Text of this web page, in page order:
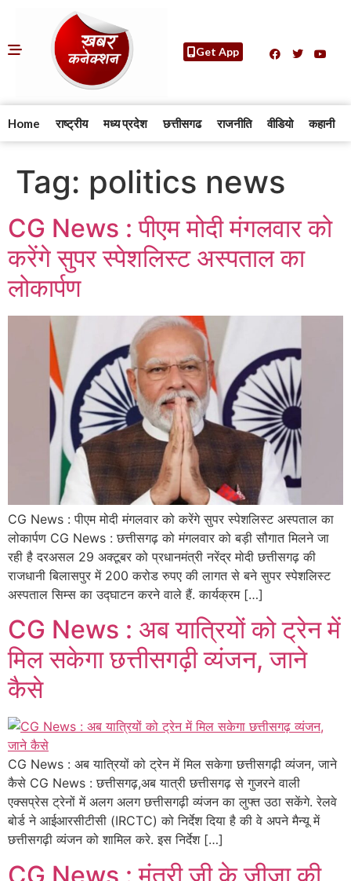
Get App
Home राष्ट्रीय मध्य प्रदेश छत्तीसगढ राजनीति वीडियो कहानी
Tag: politics news
CG News : पीएम मोदी मंगलवार को
करेंगे सुपर स्पेशलिस्ट अस्पताल का
लोकार्पण
CG News : पीएम मोदी मंगलवार को करेंगे सुपर स्पेशलिस्ट अस्पताल का
लोकार्पण CG News : छत्तीसगढ़ को मंगलवार को बड़ी सौगात मिलने जा
रही है दरअसल 29 अक्टूबर को प्रधानमंत्री नरेंद्र मोदी छत्तीसगढ़ की
राजधानी बिलासपुर में 200 करोड रुपए की लागत से बने सुपर स्पेशलिस्ट
अस्पताल सिम्स का उद्घाटन करने वाले हैं. कार्यक्रम […]
CG News : अब यात्रियों को ट्रेन में
मिल सकेगा छत्तीसगढ़ी व्यंजन, जाने
कैसे
CG News : अब यात्रियों को ट्रेन में मिल सकेगा छत्तीसगढ़ी व्यंजन, जाने
कैसे CG News : छत्तीसगढ़,अब यात्री छत्तीसगढ़ से गुजरने वाली
एक्सप्रेस ट्रेनों में अलग अलग छत्तीसगढ़ी व्यंजन का लुफ्त उठा सकेंगे. रेलवे
बोर्ड ने आईआरसीटीसी (IRCTC) को निर्देश दिया है की वे अपने मैन्यू में
छत्तीसगढ़ी व्यंजन को शामिल करे. इस निर्देश […]